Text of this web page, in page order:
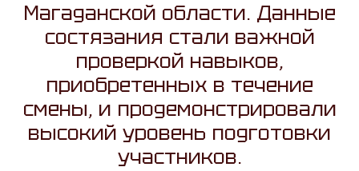
Магаданской области. Данные
состязания стали важной
проверкой навыков,
приобретенных в течение
смены, и продемонстрировали
высокий уровень подготовки
участников.